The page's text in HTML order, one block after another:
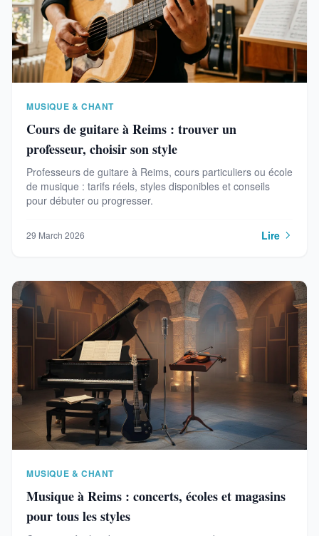
MUSIQUE & CHANT
Cours de guitare à Reims : trouver un
professeur, choisir son style
Professeurs de guitare à Reims, cours particuliers ou école
de musique : tarifs réels, styles disponibles et conseils
pour débuter ou progresser.
29 March 2026 Lire
MUSIQUE & CHANT
Musique à Reims : concerts, écoles et magasins
pour tous les styles